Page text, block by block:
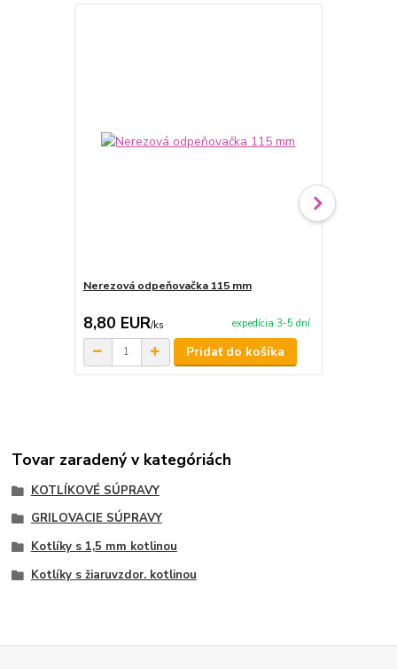
Nerezová odpeňovačka 115 mm
8,80 EUR/ks expedícia 3-5 dní
Pridať do košíka
Tovar zaradený v kategóriách
KOTLÍKOVÉ SÚPRAVY
GRILOVACIE SÚPRAVY
Kotlíky s 1,5 mm kotlinou
Kotlíky s žiaruvzdor. kotlinou